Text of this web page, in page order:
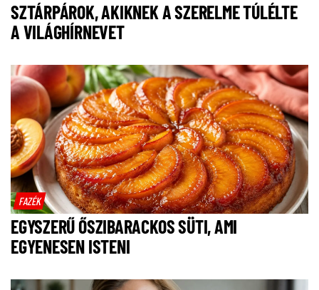
SZTÁRPÁROK, AKIKNEK A SZERELME TÚLÉLTE
A VILÁGHÍRNEVET
FAZÉK
EGYSZERŰ ŐSZIBARACKOS SÜTI, AMI
EGYENESEN ISTENI